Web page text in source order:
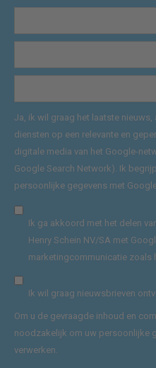
Ja, ik wil graag het laatste
diensten op een relevante en
digitale media van het Google-
Google Search Network). Ik
persoonlijke gegevens met
Ik ga akkoord met het delen
Henry Schein NV/SA met
marketingcommunicatie zoals
Ik wil graag nieuwsbrieven
Om u de gevraagde inhoud en
noodzakelijk om uw persoonlijke
verwerken.